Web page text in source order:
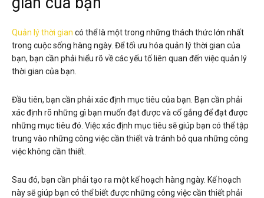
Quản lý thời gian có thể là một trong những thách thức lớn nhất
trong cuộc sống hàng ngày. Để tối ưu hóa quản lý thời gian của
bạn, bạn cần phải hiểu rõ về các yếu tố liên quan đến việc quản lý
thời gian của bạn.
Đầu tiên, bạn cần phải xác định mục tiêu của bạn. Bạn cần phải
xác định rõ những gì bạn muốn đạt được và cố gắng để đạt được
những mục tiêu đó. Việc xác định mục tiêu sẽ giúp bạn có thể tập
trung vào những công việc cần thiết và tránh bỏ qua những công
việc không cần thiết.
Sau đó, bạn cần phải tạo ra một kế hoạch hàng ngày. Kế hoạch
này sẽ giúp bạn có thể biết được những công việc cần thiết phải